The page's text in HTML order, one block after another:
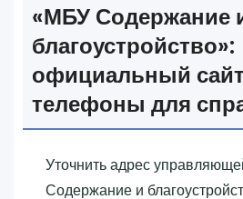
«‎МБУ Содержание
благоустройство»‎:
официальный
телефоны для
Уточнить адрес
Содержание и